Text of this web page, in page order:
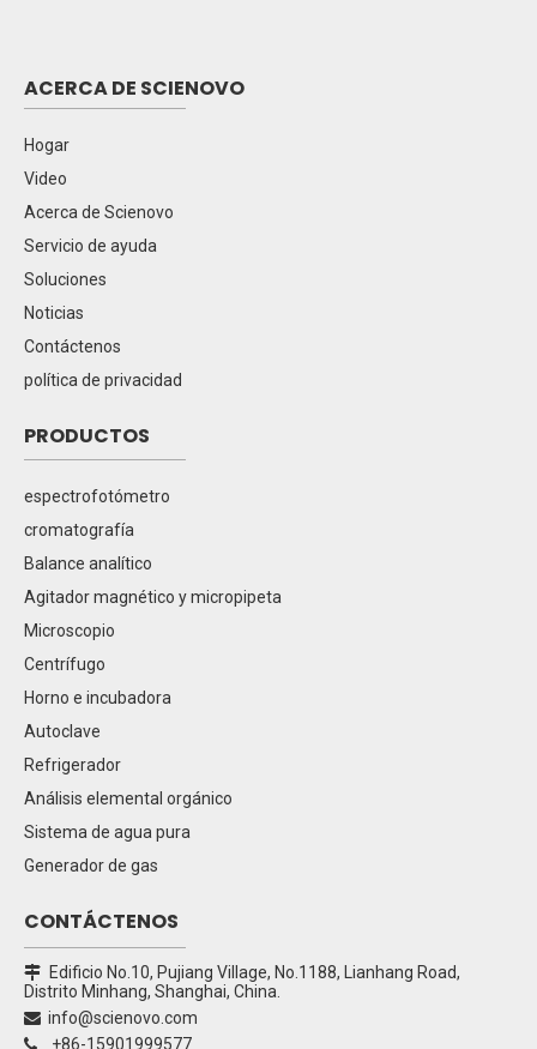
ACERCA DE SCIENOVO
Hogar
Video
Acerca de Scienovo
Servicio de ayuda
Soluciones
Noticias
Contáctenos
política de privacidad
PRODUCTOS
espectrofotómetro
cromatografía
Balance analítico
Agitador magnético y micropipeta
Microscopio
Centrífugo
Horno e incubadora
Autoclave
Refrigerador
Análisis elemental orgánico
Sistema de agua pura
Generador de gas
CONTÁCTENOS

Edificio No.10, Pujiang Village, No.1188, Lianhang Road,
Distrito Minhang, Shanghai, China.
 info@scienovo.com
 +86-15901999577